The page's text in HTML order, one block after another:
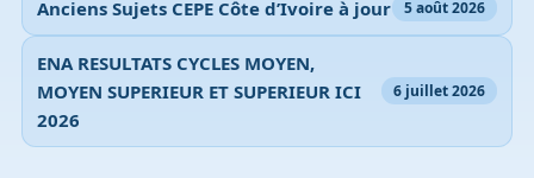
Anciens Sujets CEPE Côte d’Ivoire à jour 5 août 2026
ENA RESULTATS CYCLES MOYEN,
MOYEN SUPERIEUR ET SUPERIEUR ICI
2026
6 juillet 2026